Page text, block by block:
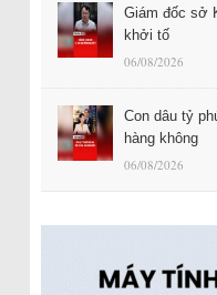
Giám đốc sở
khởi tố
06/08/2026
Con dâu tỷ
hàng không
06/08/2026